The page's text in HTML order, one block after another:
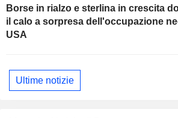
Borse in rialzo e sterlina in crescita
il calo a sorpresa dell'occupazione
USA
Ultime notizie